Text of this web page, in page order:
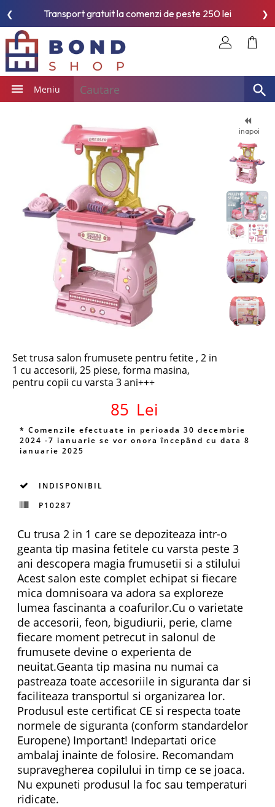
Transport gratuit la comenzi de peste 250 lei
❮ ❯
Meniu
inapoi
Set trusa salon frumusete pentru fetite , 2 in
1 cu accesorii, 25 piese, forma masina,
pentru copii cu varsta 3 ani+++
85 Lei
* Comenzile efectuate in perioada 30 decembrie
2024 -7 ianuarie se vor onora începând cu data 8
ianuarie 2025
INDISPONIBIL
P10287
Cu trusa 2 in 1 care se depoziteaza intr-o
geanta tip masina fetitele cu varsta peste 3
ani descopera magia frumusetii si a stilului
Acest salon este complet echipat si fiecare
mica domnisoara va adora sa exploreze
lumea fascinanta a coafurilor.Cu o varietate
de accesorii, feon, bigudiurii, perie, clame
fiecare moment petrecut in salonul de
frumusete devine o experienta de
neuitat.Geanta tip masina nu numai ca
pastreaza toate accesoriile in siguranta dar si
faciliteaza transportul si organizarea lor.
Produsul este certificat CE si respecta toate
normele de siguranta (conform standardelor
Europene) Important! Indepartati orice
ambalaj inainte de folosire. Recomandam
supravegherea copilului in timp ce se joaca.
Nu expuneti produsul la foc sau temperaturi
ridicate.